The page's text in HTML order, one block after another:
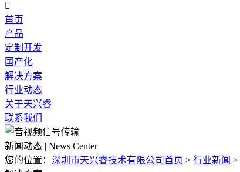

首页
产品
定制开发
国产化
解决方案
行业动态
关于天兴睿
联系我们
新闻动态 | News Center
您的位置： 深圳市天兴睿技术有限公司首页 > 行业新闻 >